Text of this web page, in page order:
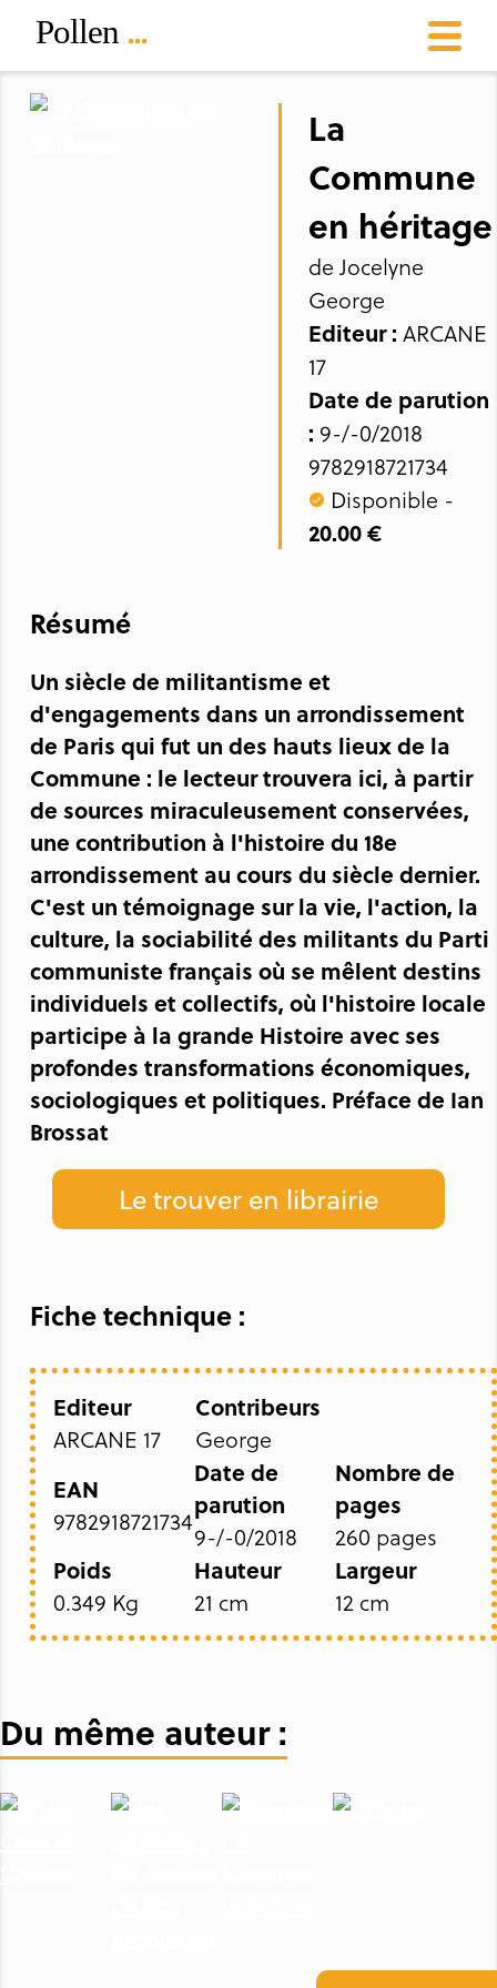
La
Commune
en héritage
de Jocelyne
George
Editeur : ARCANE
17
Date de parution
: 9-/-0/2018
9782918721734
Disponible -
20.00 €
Résumé
Un siècle de militantisme et
d'engagements dans un arrondissement
de Paris qui fut un des hauts lieux de la
Commune : le lecteur trouvera ici, à partir
de sources miraculeusement conservées,
une contribution à l'histoire du 18e
arrondissement au cours du siècle dernier.
C'est un témoignage sur la vie, l'action, la
culture, la sociabilité des militants du Parti
communiste français où se mêlent destins
individuels et collectifs, où l'histoire locale
participe à la grande Histoire avec ses
profondes transformations économiques,
sociologiques et politiques. Préface de Ian
Brossat
Le trouver en librairie
Fiche technique :
Editeur
ARCANE 17
Contribeurs
George
EAN
9782918721734
Date de
parution
9-/-0/2018
Nombre de
pages
260 pages
Poids
0.349 Kg
Hauteur
21 cm
Largeur
12 cm
Du même auteur :